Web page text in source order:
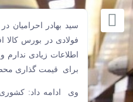
سید بهادر احرامیان
فولادی در بورس
اطلاعات زیادی
برای قیمت گذاری
وی ادامه داد: کشوری